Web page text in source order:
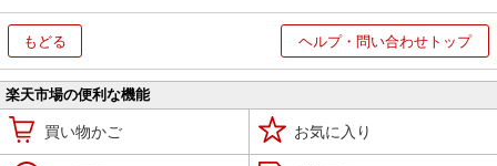
もどる ヘルプ・問い合わせトップ
楽天市場の便利な機能
買い物かご お気に入り